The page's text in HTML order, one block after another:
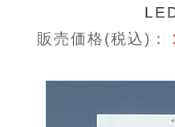
販売価格(税込)：